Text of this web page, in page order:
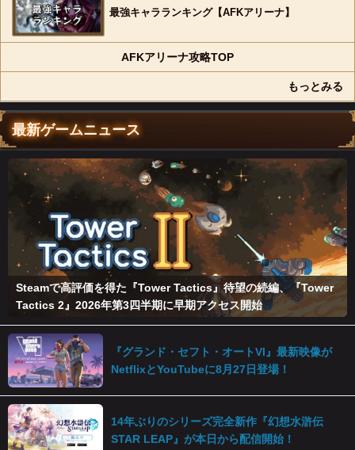
最強キャラランキング【AFKアリーナ】
AFKアリーナ攻略TOP
もっとみる
最新ゲームニュース
Steamで高評価を得た『Tower Tactics』待望の続編、『Tower
Tactics 2』2026年第3四半期に早期アクセス開始
『グランド・セフト・オートVI』最新映像が
NetflixとYouTubeに8月27日登場！
14年ぶりのシリーズ完全新作『幻想水滸伝
STAR LEAP』が本日から配信開始！